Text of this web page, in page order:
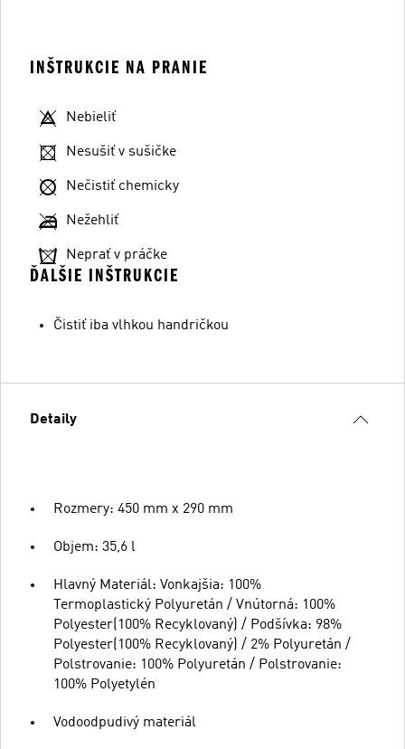
INŠTRUKCIE NA PRANIE
Nebieliť
Nesušiť v sušičke
Nečistiť chemicky
Nežehliť
Neprať v práčke
ĎALŠIE INŠTRUKCIE
Čistiť iba vlhkou handričkou
Detaily
Rozmery: 450 mm x 290 mm
Objem: 35,6 l
Hlavný Materiál: Vonkajšia: 100%
Termoplastický Polyuretán / Vnútorná: 100%
Polyester(100% Recyklovaný) / Podšívka: 98%
Polyester(100% Recyklovaný) / 2% Polyuretán /
Polstrovanie: 100% Polyuretán / Polstrovanie:
100% Polyetylén
Vodoodpudivý materiál